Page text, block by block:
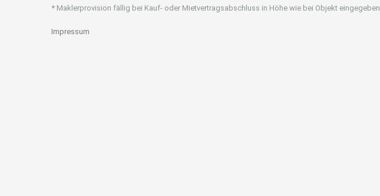
* Maklerprovision fällig bei Kauf- oder Mietvertragsabschluss in Höhe wie bei Objekt eingegeben
Impressum